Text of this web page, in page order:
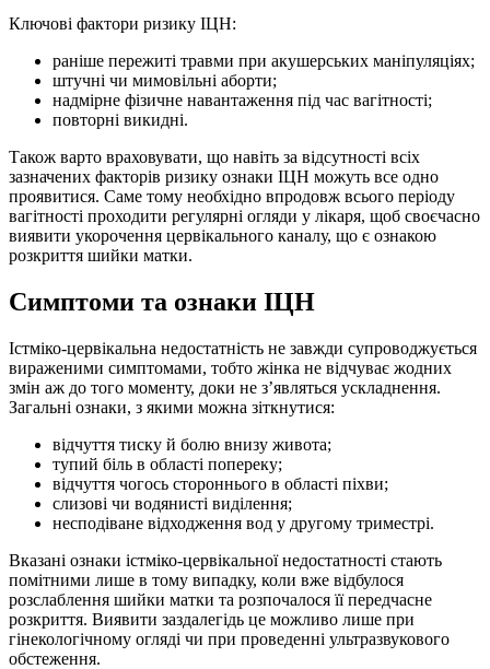
Ключові фактори ризику ІЦН:
раніше пережиті травми при акушерських маніпуляціях;
штучні чи мимовільні аборти;
надмірне фізичне навантаження під час вагітності;
повторні викидні.
Також варто враховувати, що навіть за відсутності всіх
зазначених факторів ризику ознаки ІЦН можуть все одно
проявитися. Саме тому необхідно впродовж всього періоду
вагітності проходити регулярні огляди у лікаря, щоб своєчасно
виявити укорочення цервікального каналу, що є ознакою
розкриття шийки матки.
Симптоми та ознаки ІЦН
Істміко-цервікальна недостатність не завжди супроводжується
вираженими симптомами, тобто жінка не відчуває жодних
змін аж до того моменту, доки не з’являться ускладнення.
Загальні ознаки, з якими можна зіткнутися:
відчуття тиску й болю внизу живота;
тупий біль в області попереку;
відчуття чогось стороннього в області піхви;
слизові чи водянисті виділення;
несподіване відходження вод у другому триместрі.
Вказані ознаки істміко-цервікальної недостатності стають
помітними лише в тому випадку, коли вже відбулося
розслаблення шийки матки та розпочалося її передчасне
розкриття. Виявити заздалегідь це можливо лише при
гінекологічному огляді чи при проведенні ультразвукового
обстеження.